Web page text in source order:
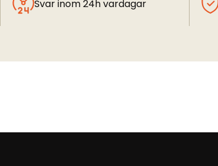
Svar inom 24h vardagar